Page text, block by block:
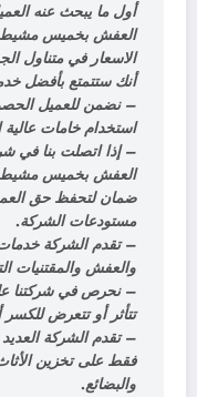
أول ما يبحث عنه
العفش بخميس مشيط،
الاسعار في متناول
أنك ستتمتع بأفضل
– نضمن للعميل
استخدام خامات
– إذا اتصلت بنا في
العفش بخميس
ضمان لتحفظ حق
مستودعات الشركة.
– تقدم الشركة
والعفش والمقتنيات
– نحرص في شركتنا
تتأثر أو تتعرض
– تقدم الشركة
فقط على تخزين
والبضائع.